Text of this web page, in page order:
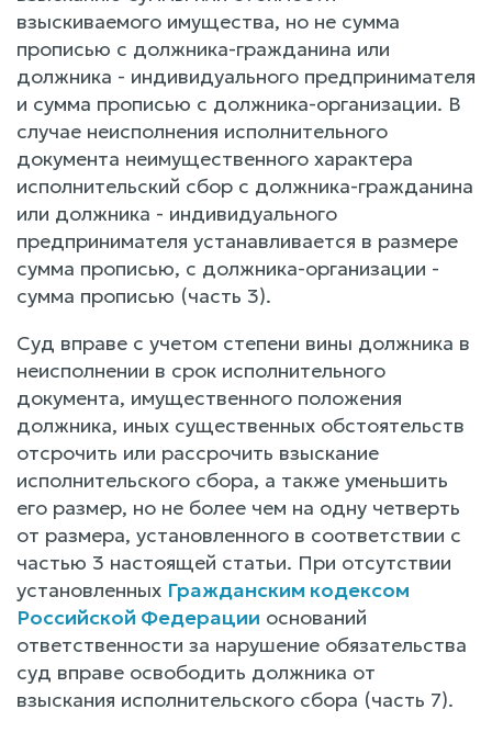
взыскиваемого имущества, но не сумма
прописью с должника-гражданина или
должника - индивидуального предпринимателя
и сумма прописью с должника-организации. В
случае неисполнения исполнительного
документа неимущественного характера
исполнительский сбор с должника-гражданина
или должника - индивидуального
предпринимателя устанавливается в размере
сумма прописью, с должника-организации -
сумма прописью (часть 3).
Суд вправе с учетом степени вины должника в
неисполнении в срок исполнительного
документа, имущественного положения
должника, иных существенных обстоятельств
отсрочить или рассрочить взыскание
исполнительского сбора, а также уменьшить
его размер, но не более чем на одну четверть
от размера, установленного в соответствии с
частью 3 настоящей статьи. При отсутствии
установленных Гражданским кодексом
Российской Федерации оснований
ответственности за нарушение обязательства
суд вправе освободить должника от
взыскания исполнительского сбора (часть 7).